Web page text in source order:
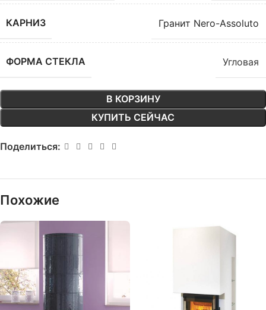
КАРНИЗ Гранит Nero-Assoluto
ФОРМА СТЕКЛА Угловая
В КОРЗИНУ
КУПИТЬ СЕЙЧАС
Поделиться:
Похожие